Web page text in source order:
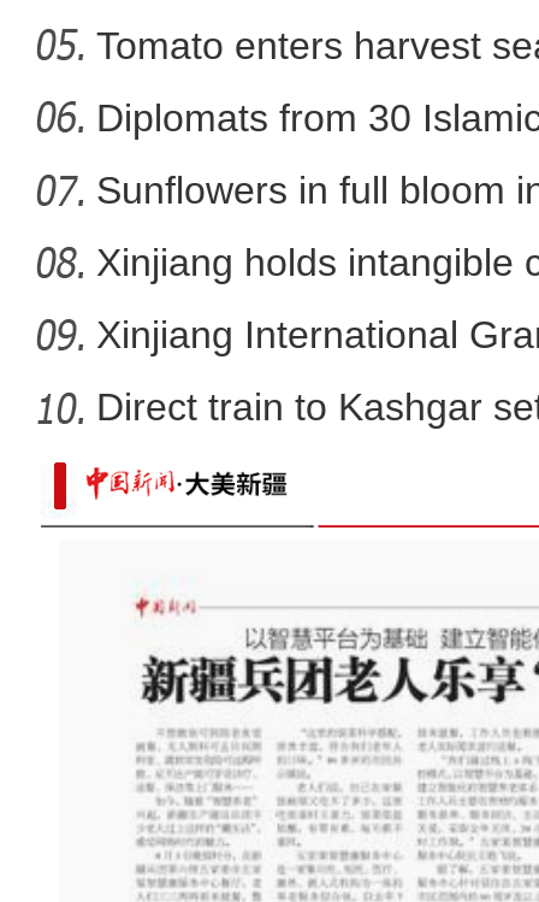
新疆疏附县：农产品深加工
哈萨克斯坦参展第七届中国-
parts
Tomato enters harvest
Diplomats from 30
Sunflowers in full bloom
Xinjiang holds intangible
Xinjiang International
Direct train to Kashgar